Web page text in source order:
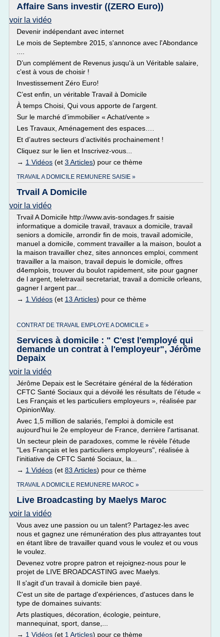
Affaire Sans investir ((ZERO Euro))
voir la vidéo
Devenir indépendant avec internet
Le mois de Septembre 2015, s'annonce avec l'Abondance
D’un complément de Revenus jusqu'à un Véritable salaire,
c'est à vous de choisir !
Investissement Zéro Euro!
C’est enfin, un véritable Travail à Domicile
À temps Choisi, Qui vous apporte de l'argent.
Sur le marché d’immobilier « Achat/vente »
Les Travaux, Aménagement des espaces….
Et d’autres secteurs d’activités prochainement !
Cliquez sur le lien et Inscrivez-vous...
→ 1 Vidéos (et 3 Articles) pour ce thème
TRAVAIL A DOMICILE REMUNERE SAISIE »
Trvail A Domicile
voir la vidéo
Trvail A Domicile http://www.avis-sondages.fr saisie
informatique a domicile travail, travaux a domicile, travail
seniors a domicile, arrondir fin de mois, travail adomicile,
manuel a domicile, comment travailler a la maison, boulot a
la maison travailler chez, sites annonces emploi, comment
travailler a la maison, travail depuis le domicile, offres
d4emplois, trouver du boulot rapidement, site pour gagner
de l argent, teletravail secretariat, travail a domicile orleans,
gagner l argent par...
→ 1 Vidéos (et 13 Articles) pour ce thème
CONTRAT DE TRAVAIL EMPLOYE A DOMICILE »
Services à domicile : " C'est l'employé qui
demande un contrat à l'employeur", Jérôme
Depaix
voir la vidéo
Jérôme Depaix est le Secrétaire général de la fédération
CFTC Santé Sociaux qui a dévoilé les résultats de l’étude «
Les Français et les particuliers employeurs », réalisée par
OpinionWay.
Avec 1,5 million de salariés, l'emploi à domicile est
aujourd'hui le 2e employeur de France, derrière l'artisanat.
Un secteur plein de paradoxes, comme le révèle l'étude
"Les Français et les particuliers employeurs", réalisée à
l'initiative de CFTC Santé Sociaux, la...
→ 1 Vidéos (et 83 Articles) pour ce thème
TRAVAIL A DOMICILE REMUNERE MAROC »
Live Broadcasting by Maelys Maroc
voir la vidéo
Vous avez une passion ou un talent? Partagez-les avec
nous et gagnez une rémunération des plus attrayantes tout
en étant libre de travailler quand vous le voulez et ou vous
le voulez.
Devenez votre propre patron et rejoignez-nous pour le
projet de LIVE BROADCASTING avec Maelys.
Il s'agit d'un travail à domicile bien payé.
C'est un site de partage d'expériences, d'astuces dans le
type de domaines suivants:
Arts plastiques, décoration, écologie, peinture,
mannequinat, sport, danse,...
→ 1 Vidéos (et 1 Articles) pour ce thème